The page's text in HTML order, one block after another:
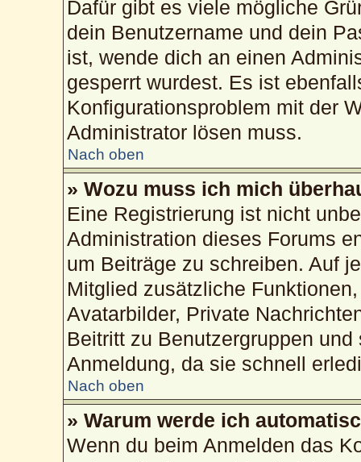
Dafür gibt es viele mögliche
dein Benutzername und dein
ist, wende dich an einen
gesperrt wurdest. Es ist
Konfigurationsproblem mit der
Administrator lösen muss.
Nach oben
» Wozu muss ich mich
Eine Registrierung ist nicht
Administration dieses Forums
um Beiträge zu schreiben. Auf
Mitglied zusätzliche
Avatarbilder, Private
Beitritt zu Benutzergruppen
Anmeldung, da sie schnell
Nach oben
» Warum werde ich
Wenn du beim Anmelden das